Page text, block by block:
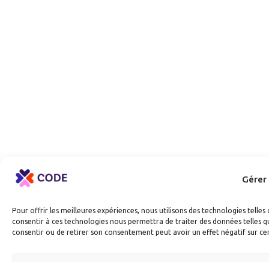
Pour offrir les meilleures expériences, nous utilisons des technologies
consentir à ces technologies nous permettra de traiter des données telles
consentir ou de retirer son consentement peut avoir un effet négatif sur